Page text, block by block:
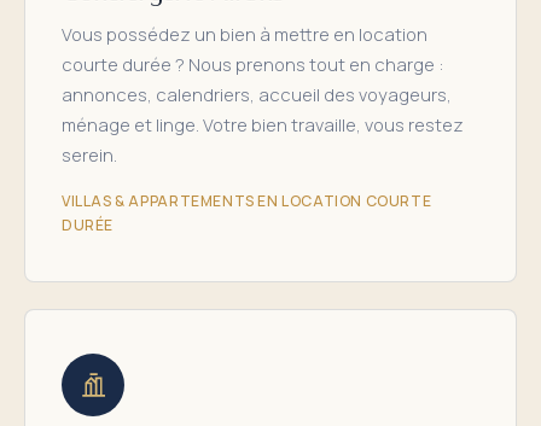
Vous possédez un bien à mettre en location
courte durée ? Nous prenons tout en charge :
annonces, calendriers, accueil des voyageurs,
ménage et linge. Votre bien travaille, vous restez
serein.
VILLAS & APPARTEMENTS EN LOCATION COURTE
DURÉE